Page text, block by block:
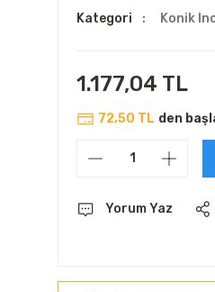
Kategori
Konik
1.177,04 TL
72,50 TL den
Yorum Yaz